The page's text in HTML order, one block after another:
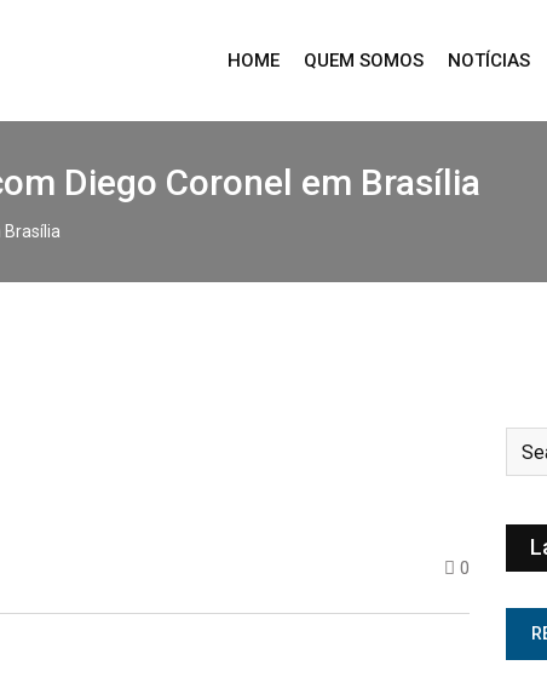
HOME QUEM SOMOS NOTÍCIAS
Diego Coronel em Brasília
Brasília
0